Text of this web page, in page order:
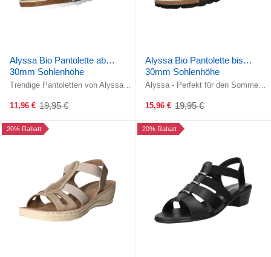
Alyssa Bio Pantolette ab
30mm Sohlenhöhe
Trendige Pantoletten von Alyssa!
optiale Zehenführung und ...
11,96 €
Old
19,95 €
Alyssa Bio Pantolette bis
30mm Sohlenhöhe
Alyssa - Perfekt für den Sommer!
Kunstleder mit angesagtem ...
15,96 €
Old
19,95 €
20% Rabatt 20% Rabatt